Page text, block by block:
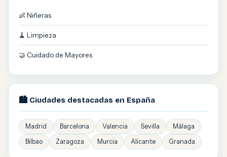
👶 Niñeras
🧹 Limpieza
🤝 Cuidado de Mayores
🏙️ Ciudades destacadas en España
Madrid Barcelona Valencia Sevilla
Málaga
Bilbao
Zaragoza Murcia Alicante Granada